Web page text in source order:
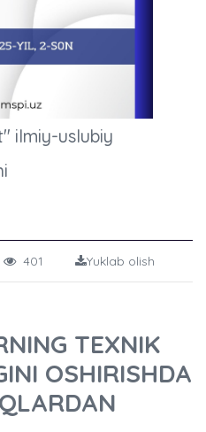
ilmiy-uslubiy
401 Yuklab olish
TEXNIK
OSHIRISHDA